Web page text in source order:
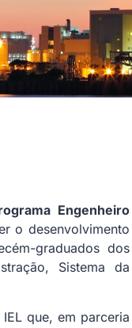
Engenheiro
o desenvolvimento
graduados dos
Sistema da
que, em parceria